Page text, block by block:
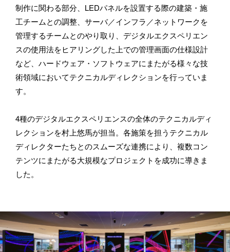
制作に関わる部分、LEDパネルを設置する際の建築・施
工チームとの調整、サーバ／インフラ／ネットワークを
管理するチームとのやり取り、デジタルエクスペリエン
スの使用法をヒアリングした上での管理画面の仕様設計
など、ハードウェア・ソフトウェアにまたがる様々な技
術領域においてテクニカルディレクションを行っていま
す。
4種のデジタルエクスペリエンスの全体のテクニカルディ
レクションを村上悠馬が担当。各施策を担うテクニカル
ディレクターたちとのスムーズな連携により、複数コン
テンツにまたがる大規模なプロジェクトを成功に導きま
した。